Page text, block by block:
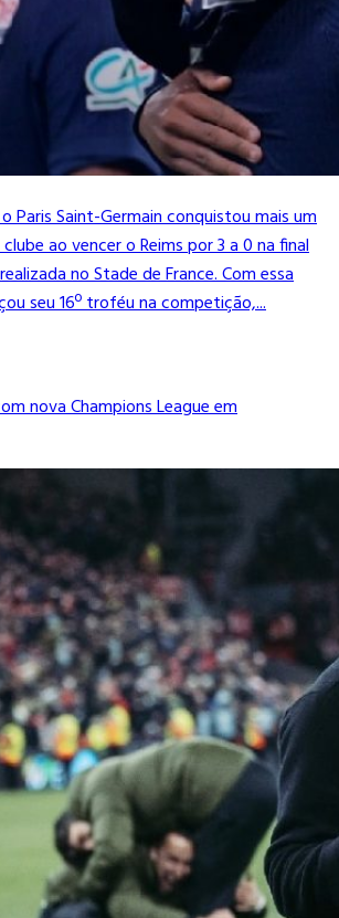
Paris Saint-Germain conquistou mais um
ao vencer o Reims por 3 a 0 na final
no Stade de France. Com essa
seu 16º troféu na competição,...
nova Champions League em